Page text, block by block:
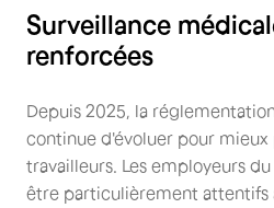
Surveillance
renforcées
Depuis 2025, la
continue d'évoluer pour
travailleurs. Les employeurs
être particulièrement attentifs